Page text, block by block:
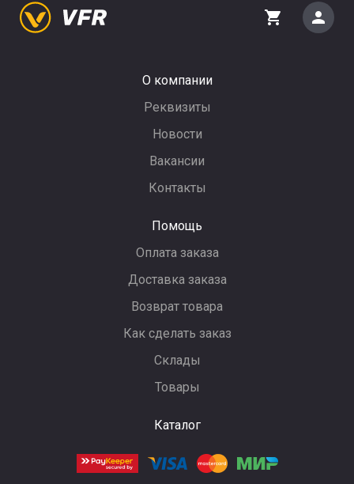
О компании
Реквизиты
Новости
Вакансии
Контакты
Помощь
Оплата заказа
Доставка заказа
Возврат товара
Как сделать заказ
Склады
Товары
Каталог
shopping_cart person